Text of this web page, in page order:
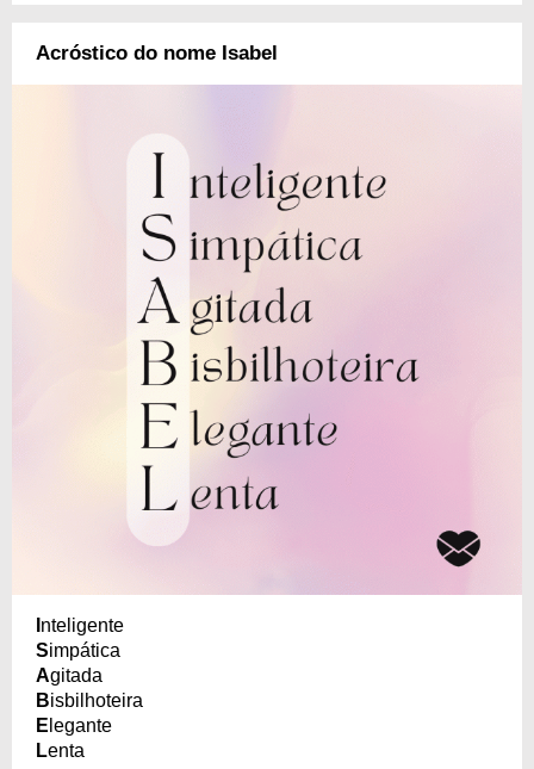
Acróstico do nome Isabel
nteligente
Simpática
Agitada
Bisbilhoteira
E legante
Lenta